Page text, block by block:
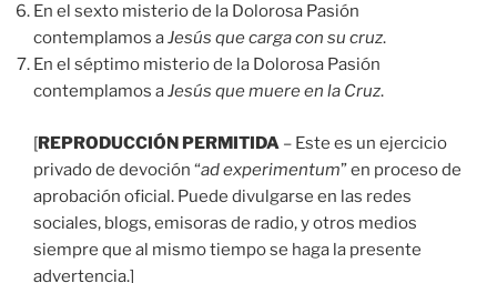
En el sexto misterio de la Dolorosa Pasión
contemplamos aJesús que carga con su cruz.
En el séptimo misterio de la Dolorosa Pasión
contemplamos aJesús que muere en la Cruz.
[REPRODUCCIÓN PERMITIDA – Este es un ejercicio
privado de devoción “ad experimentum” en proceso de
aprobación oficial. Puede divulgarse en las redes
sociales, blogs, emisoras de radio, y otros medios
siempre que al mismo tiempo se haga la presente
advertencia.]